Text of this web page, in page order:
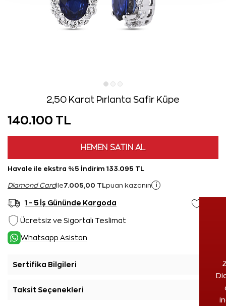
2,50 Karat Pırlanta Safir Küpe
140.100 TL
HEMEN SATIN AL
Havale ile ekstra %5 İndirim 133.095 TL
Diamond Cardile7.005,00 TL puan kazanın i
1 - 5 İş Gününde Kargoda
Ücretsiz ve Sigortalı Teslimat
Whatsapp Asistan
Sertifika Bilgileri
Taksit Seçenekleri